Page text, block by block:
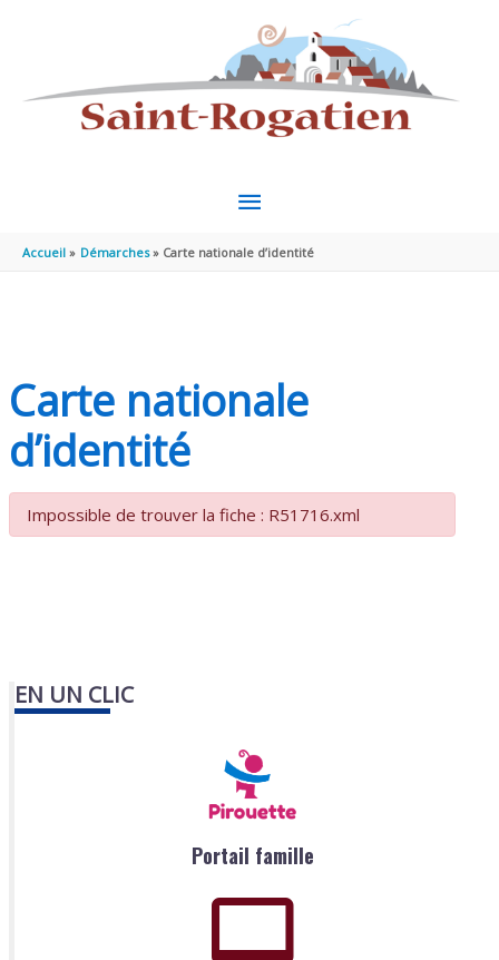
MENU
PRINCIPAL
Accueil Démarches Carte nationale d’identité
Carte nationale
d’identité
Impossible de trouver la fiche : R51716.xml
EN UN CLIC
Portail famille